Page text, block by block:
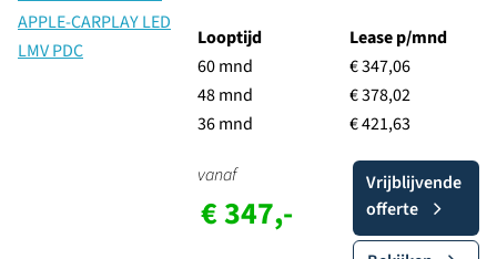
Looptijd
60 mnd
48 mnd
36 mnd
Lease p/mnd
€ 347,06
€ 378,02
€ 421,63
vanaf
€ 347,-
Vrijblijvende
offerte